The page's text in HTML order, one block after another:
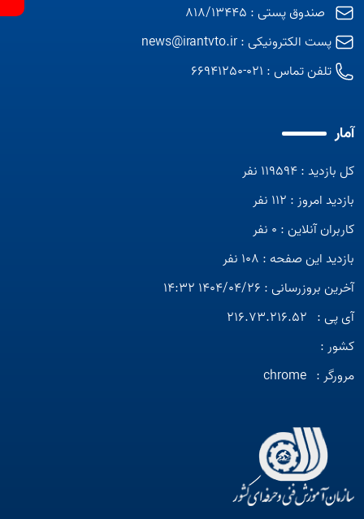
صندوق پستی : 818/13445
پست الکترونیکی :news@irantvto.ir
تلفن تماس : 021-66941250
آمار
کل بازدید : 119594 نفر
بازدید امروز : 112 نفر
کاربران آنلاین : 0 نفر
بازدید این صفحه : 108 نفر
آخرین بروزرسانی : 1404/04/26 14:32
آی پی : 216.73.216.52
کشور :
مرورگر : chrome